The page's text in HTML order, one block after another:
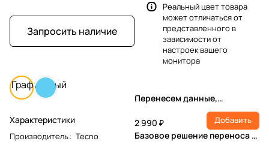
Запросить наличие
Графитовый
Характеристики
Производитель: Tecno
Реальный цвет товара
может отличаться от
представленного в
зависимости от
настроек вашего
монитора
Перенесем данные,
настроим учетную запись,
установим ПО
2 990 ₽ Добавить
Базовое решение переноса и